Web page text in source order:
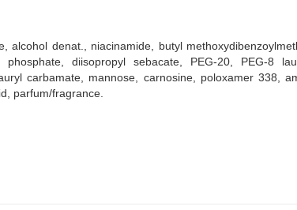
alcohol denat., niacinamide, butyl
diisopropyl sebacate, PEG-20, PEG-8
carbamate, mannose, carnosine, poloxamer 338,
parfum/fragrance.